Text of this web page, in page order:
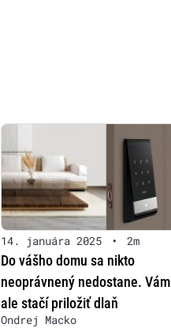
14. januára 2025 • 2m
Do vášho domu sa nikto
neoprávnený nedostane. Vám
ale stačí priložiť dlaň
Ondrej Macko